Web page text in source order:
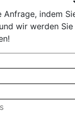
Anfrage, indem
wir werden